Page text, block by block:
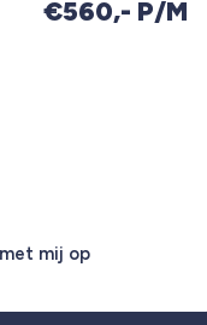
€560,- P/M
mij op